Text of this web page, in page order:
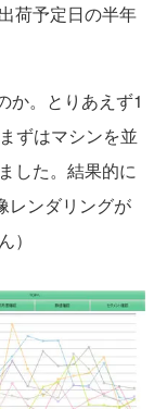
荷予定日の半年
か。とりあえず1
ずはマシンを並
した。結果的に
レンダリングが
）